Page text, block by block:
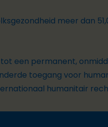
meer dan
een permanent,
toegang voor
humanitair